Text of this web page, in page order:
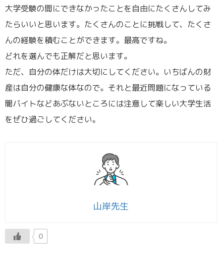
大学受験の間にできなかったことを自由にたくさんしてみ
たらいいと思います。たくさんのことに挑戦して、たくさ
んの経験を積むことができます。最高ですね。
どれを選んでも正解だと思います。
ただ、自分の体だけは大切にしてください。いちばんの財
産は自分の健康な体なので。それと最近問題になっている
闇バイトなどあぶないところには注意して楽しい大学生活
をぜひ過ごしてください。
山岸先生
0